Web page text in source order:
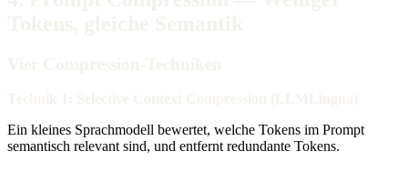
Ein kleines Sprachmodell bewertet, welche Tokens im Prompt
semantisch relevant sind, und entfernt redundante Tokens.